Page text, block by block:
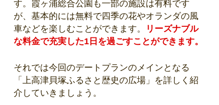
す。霞ヶ浦総合公園も一部の施設は有料です
が、基本的には無料で四季の花やオランダの風
車などを楽しむことができます。
リーズナブル
な料金で充実した1日を過ごすことができます。
それでは今回のデートプランのメインとなる
「上高津貝塚ふるさと歴史の広場」を詳しく紹
介していきましょう。